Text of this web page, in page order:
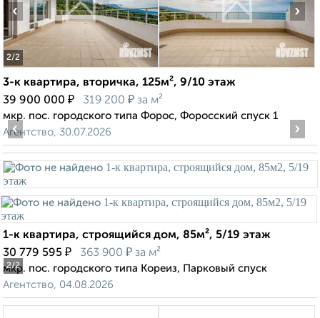
2/2
‹ ›
3-к квартира, вторичка, 125м², 9/10 этаж
39 900 000 ₽ 319 200 ₽ за м²
мкр. пос. городского типа Форос, Форосский спуск 1
Агентство, 30.07.2026
2/2
‹ ›
1-к квартира, строящийся дом, 85м², 5/19 этаж
30 779 595 ₽ 363 900 ₽ за м²
мкр. пос. городского типа Кореиз, Парковый спуск
Агентство, 04.08.2026